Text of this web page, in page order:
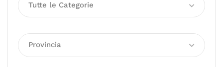
Tutte le Categorie
Provincia